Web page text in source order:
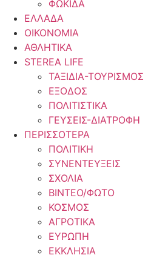
ΦΩΚΙΔΑ
ΕΛΛΑΔΑ
ΟΙΚΟΝΟΜΙΑ
ΑΘΛΗΤΙΚΑ
STEREA LIFE
ΤΑΞΙΔΙΑ-ΤΟΥΡΙΣΜΟΣ
ΕΞΟΔΟΣ
ΠΟΛΙΤΙΣΤΙΚΑ
ΓΕΥΣΕΙΣ-ΔΙΑΤΡΟΦΗ
ΠΕΡΙΣΣΟΤΕΡΑ
ΠΟΛΙΤΙΚΗ
ΣΥΝΕΝΤΕΥΞΕΙΣ
ΣΧΟΛΙΑ
ΒΙΝΤΕΟ/ΦΩΤΟ
ΚΟΣΜΟΣ
ΑΓΡΟΤΙΚΑ
ΕΥΡΩΠΗ
ΕΚΚΛΗΣΙΑ